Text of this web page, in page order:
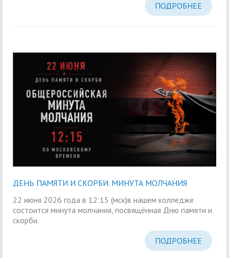
ПОДРОБНЕЕ
ДЕНЬ ПАМЯТИ И СКОРБИ. МИНУТА МОЛЧАНИЯ
22 июня 2026 года в 12:15 (мск)в нашем колледже
состоится минута молчания, посвящённая Дню памяти и
скорби.
ПОДРОБНЕЕ